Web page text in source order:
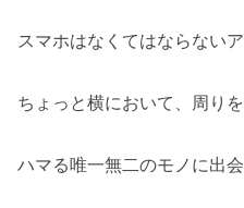
スマホはなくてはならないア
ちょっと横において、周りを
ハマる唯一無二のモノに出会